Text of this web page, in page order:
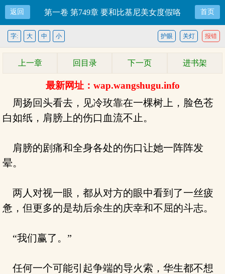
返回 第一卷 第749章 要和比基尼美女度假咯 首页
报错
关灯
护眼
字: 大 中 小
上一章 回目录 下一页 进书架
最新网址：wap.wangshugu.info
周扬回头看去，见冷玫靠在一棵树上，脸色苍
白如纸，肩膀上的伤口血流不止。
肩膀的剧痛和全身各处的伤口让她一阵阵发
晕。
两人对视一眼，都从对方的眼中看到了一丝疲
惫，但更多的是劫后余生的庆幸和不屈的斗志。
“我们赢了。”
任何一个可能引起争端的导火索，华生都不想